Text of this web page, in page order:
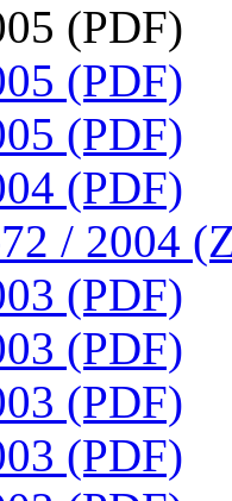
(PDF)
(PDF)
(PDF)
(PDF)
/ 2004
(PDF)
(PDF)
(PDF)
(PDF)